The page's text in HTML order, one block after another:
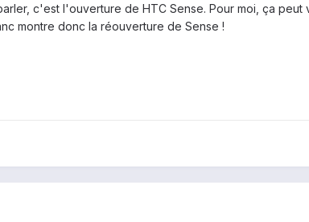
c'est l'ouverture de HTC Sense. Pour moi, ça
montre donc la réouverture de Sense !